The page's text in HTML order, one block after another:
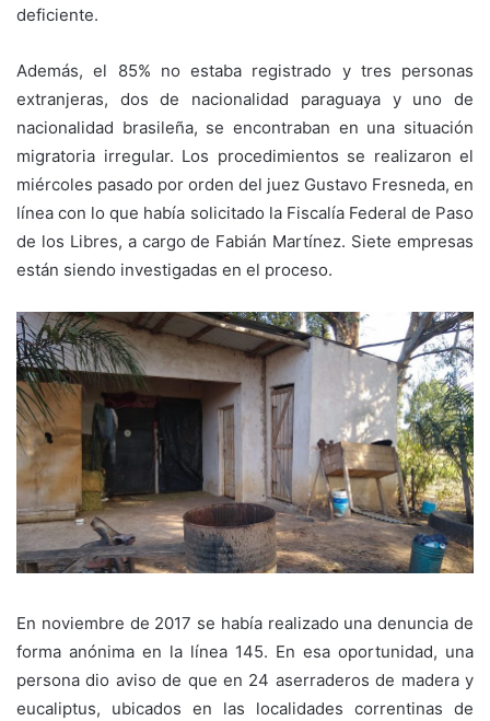
deficiente.
Además, el 85% no estaba registrado y tres personas
extranjeras, dos de nacionalidad paraguaya y uno de
nacionalidad brasileña, se encontraban en una situación
migratoria irregular. Los procedimientos se realizaron el
miércoles pasado por orden del juez Gustavo Fresneda, en
línea con lo que había solicitado la Fiscalía Federal de Paso
de los Libres, a cargo de Fabián Martínez. Siete empresas
están siendo investigadas en el proceso.
En noviembre de 2017 se había realizado una denuncia de
forma anónima en la línea 145. En esa oportunidad, una
persona dio aviso de que en 24 aserraderos de madera y
eucaliptus, ubicados en las localidades correntinas de